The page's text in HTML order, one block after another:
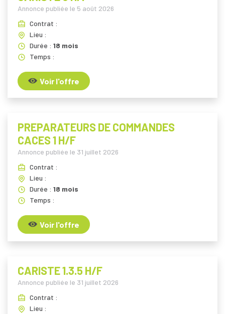
Annonce publiée le 5 août 2026
Contrat :
Lieu :
Durée : 18 mois
Temps :
Voir l'offre
PREPARATEURS DE COMMANDES
CACES 1 H/F
Annonce publiée le 31 juillet 2026
Contrat :
Lieu :
Durée : 18 mois
Temps :
Voir l'offre
CARISTE 1.3.5 H/F
Annonce publiée le 31 juillet 2026
Contrat :
Lieu :